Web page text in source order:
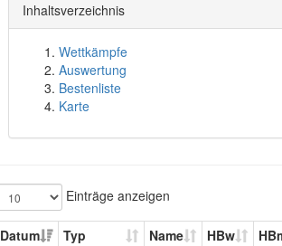
Inhaltsverzeichnis
Wettkämpfe
Auswertung
Bestenliste
Karte
Einträge anzeigen
Datum Typ Name HBw